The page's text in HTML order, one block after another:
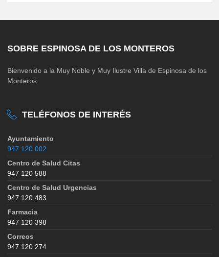
SOBRE ESPINOSA DE LOS MONTEROS
Bienvenido a la Muy Noble y Muy Ilustre Villa de Espinosa de los
Monteros.
TELÉFONOS DE INTERÉS
Ayuntamiento
947 120 002
Centro de Salud Citas
947 120 588
Centro de Salud Urgencias
947 120 483
Farmacia
947 120 398
Correos
947 120 274